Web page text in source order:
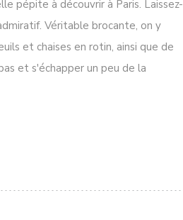
pépite à découvrir à Paris. Laissez-
Véritable brocante, on y
et chaises en rotin, ainsi que de
et s'échapper un peu de la